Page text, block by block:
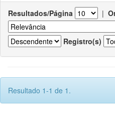
Resultados/Página |
Registro(s)
Resultado 1-1 de 1.